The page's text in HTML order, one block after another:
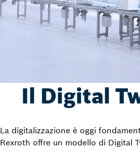
Il Digital
La digitalizzazione è oggi
Rexroth offre un modello di Digital